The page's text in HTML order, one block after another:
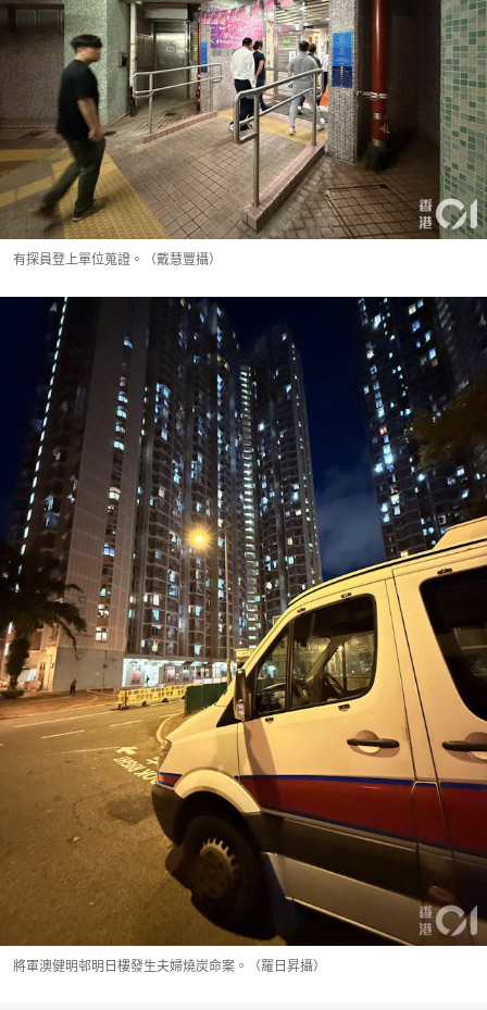
有探員登上單位蒐證。（戴慧豐攝）
將軍澳健明邨明日樓發生夫婦燒炭命案。（羅日昇攝）